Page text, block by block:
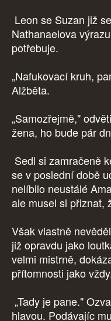
Leon se Suzan již
Nathanaelova
potřebuje.
„Nafukovací kruh,
Alžběta.
„Samozřejmě,"
žena, ho bude pár
Sedl si zamračeně
se v poslední době
nelíbilo neustálé
ale musel si přiznat,
Však vlastně
již opravdu jako
velmi mistrně,
přítomnosti jako
„Tady je pane."
hlavou. Podávajíc